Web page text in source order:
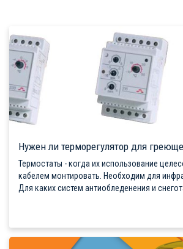
Нужен ли терморегулятор для
Термостаты - когда их использование
кабелем монтировать. Необходим для
Для каких систем антиобледенения и